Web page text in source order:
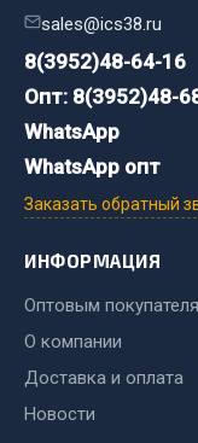
Система питания
Система выпуска
Сцепление
Тормозная система
Двигатель
Система питания
sales@ics38.ru
8(3952)48-64-16
Опт: 8(3952)48-
WhatsApp
WhatsApp опт
Заказать обратный
ИНФОРМАЦИЯ
Оптовым
О компании
Доставка и оплата
Новости